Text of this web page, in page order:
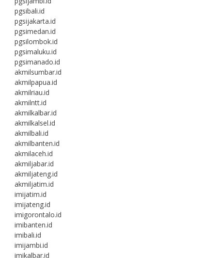
pgsibali.id
pgsijakarta.id
pgsimedan.id
pgsilombok.id
pgsimaluku.id
pgsimanado.id
akmilsumbar.id
akmilpapua.id
akmilriau.id
akmilntt.id
akmilkalbar.id
akmilkalsel.id
akmilbali.id
akmilbanten.id
akmilaceh.id
akmiljabar.id
akmiljateng.id
akmiljatim.id
imijatim.id
imijateng.id
imigorontalo.id
imibanten.id
imibali.id
imijambi.id
imikalbar.id